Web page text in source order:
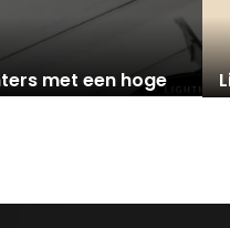
met een hoge